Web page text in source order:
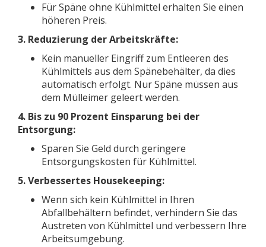
Für Späne ohne Kühlmittel erhalten Sie einen
höheren Preis.
3. Reduzierung der Arbeitskräfte:
Kein manueller Eingriff zum Entleeren des
Kühlmittels aus dem Spänebehälter, da dies
automatisch erfolgt. Nur Späne müssen aus
dem Mülleimer geleert werden.
4. Bis zu 90 Prozent Einsparung bei der
Entsorgung:
Sparen Sie Geld durch geringere
Entsorgungskosten für Kühlmittel.
5. Verbessertes Housekeeping:
Wenn sich kein Kühlmittel in Ihren
Abfallbehältern befindet, verhindern Sie das
Austreten von Kühlmittel und verbessern Ihre
Arbeitsumgebung.